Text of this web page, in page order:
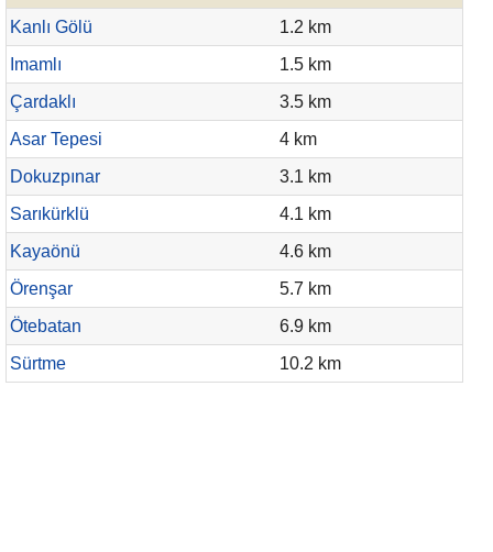
Kanlı Gölü
1.2 km
Imamlı
1.5 km
Çardaklı
3.5 km
Asar Tepesi
4 km
Dokuzpınar
3.1 km
Sarıkürklü
4.1 km
Kayaönü
4.6 km
Örenşar
5.7 km
Ötebatan
6.9 km
Sürtme
10.2 km